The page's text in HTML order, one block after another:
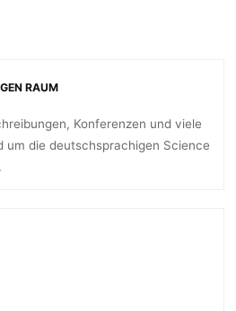
RAUM
Konferenzen und viele
um die deutschsprachigen Science